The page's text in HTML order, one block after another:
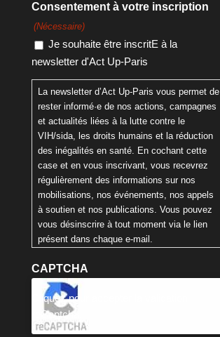
Consentement à votre inscription
(Nécessaire)
Je souhaite être inscritE à la
newsletter d'Act Up-Paris
La newsletter d’Act Up-Paris vous permet de
rester informé·e de nos actions, campagnes
et actualités liées à la lutte contre le
VIH/sida, les droits humains et la réduction
des inégalités en santé. En cochant cette
case et en vous inscrivant, vous recevrez
régulièrement des informations sur nos
mobilisations, nos événements, nos appels
à soutien et nos publications. Vous pouvez
vous désinscrire à tout moment via le lien
présent dans chaque e-mail.
CAPTCHA
Cliquez pour accepter la validation
reCaptcha.